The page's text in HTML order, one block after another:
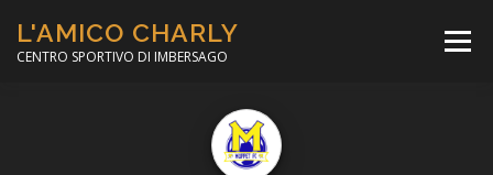
contenuto
L'AMICO CHARLY
CENTRO SPORTIVO DI IMBERSAGO
Menù
CORSO CALCIO A 5